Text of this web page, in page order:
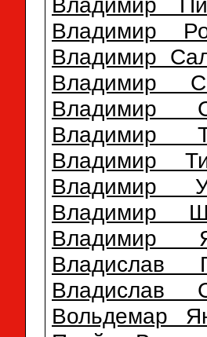
Владимир
Владимир
Владимир
Владимир
Владимир
Владимир
Владимир
Владимир
Владимир
Владислав
Владислав
Вольдемар